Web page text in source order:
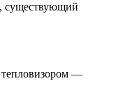
существующий
тепловизором —